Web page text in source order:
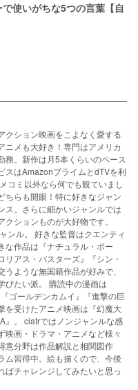
使いがちな5つの言葉【自
クション映画をこよなく愛する
ニメも大好き！専門はアメリカ
務。新作は月5本くらいのペース
スはAmazonプライムとdTVを利
コミ以外なら何でも観ていまし
ちらも開眼！特に好きなジャン
ス。さらに細かいジャンルでは
ションものが大好物です。
ンル。 好きな監督はクエンティ
な作品は『ナチュラル・ボー
リアス・バスターズ』『シン・
ような無国籍作品が好みで、
びたい派。 購読中の漫画は
ゴールデンカムイ』『進撃の巨
を受けたアニメ映画は『幻魔大
』。 ciatrではノンジャンルな感
映画・ドラマ・アニメなど様々
意分野は作品解説と相関図作
ム習得中。絵も描くので、今後
ばチャレンジしてみたいと思っ